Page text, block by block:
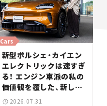
新型ポルシェ・カイエン
エレクトリックは速すぎ
る！ エンジン車派の私の
価値観を覆した、新しい
ポルシェの走り。
Cars
2026.07.31